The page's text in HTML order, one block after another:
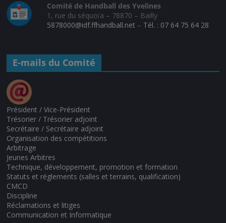
Comité de Handball des Yvelines
1, rue du séquoïa – 78870 – Bailly
5878000@idf.ffhandball.net – Tél. : 07 64 75 64 28
E-mails du Comité
Président / Vice-Président
Trésorier / Trésorier adjoint
Secrétaire / Secrétaire adjoint
Organisation des compétitions
Arbitrage
Jeunes Arbitres
Technique, développement, promotion et formation
Statuts et réglements (salles et terrains, qualification)
CMCD
Discipline
Réclamations et litiges
Communication et Informatique